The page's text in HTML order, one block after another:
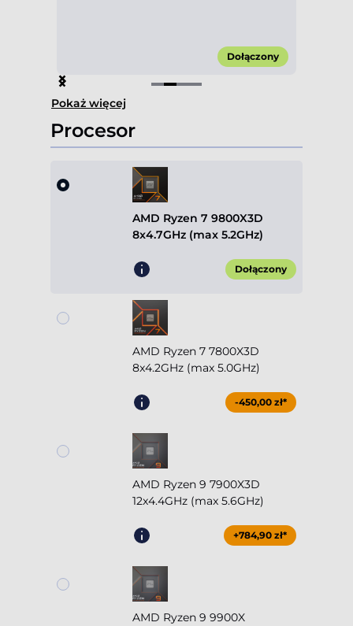
Dołączony
Item
2
of
4
Pokaż więcej
Procesor
AMD Ryzen 7 9800X3D
8x4.7GHz (max 5.2GHz)
Dołączony
AMD Ryzen 7 7800X3D
8x4.2GHz (max 5.0GHz)
-450,00 zł*
AMD Ryzen 9 7900X3D
12x4.4GHz (max 5.6GHz)
+784,90 zł*
AMD Ryzen 9 9900X